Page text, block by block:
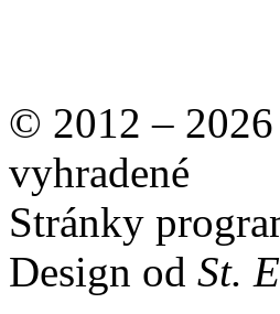
© 2012 –
vyhradené
Stránky
Design od St.